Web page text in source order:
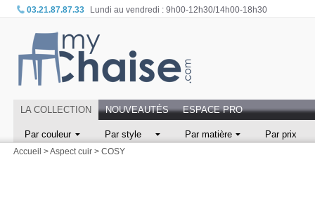
03.21.87.87.33 Lundi au vendredi : 9h00-12h30/14h00-18h30
LA COLLECTION NOUVEAUTÉS ESPACE PRO
Par couleur Par style Par matière Par prix
Accueil >Aspect cuir > COSY